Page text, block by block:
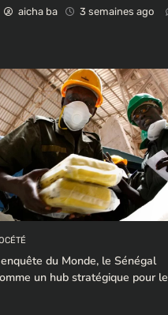
aicha ba 3 semaines ago
du Monde, le Sénégal
un hub stratégique pour le